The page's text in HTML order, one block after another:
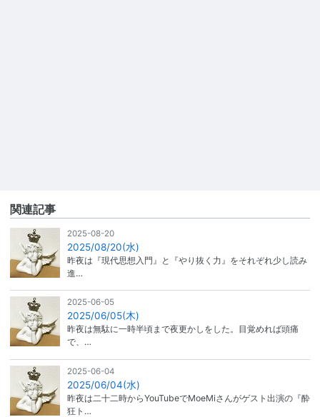
関連記事
2025-08-20
2025/08/20(水)
昨夜は『現代思想入門』と『やり抜く力』をそれぞれ少し読み
進…
2025-06-05
2025/06/05(木)
昨夜は無駄に一時半頃まで夜更かしをした。目覚めれば頭痛
で、…
2025-06-04
2025/06/04(水)
昨夜は二十二時からYouTubeでMoeMiさんがゲスト出演の『酔
狂ト…